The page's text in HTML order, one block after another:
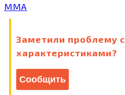
MMA
Заметили проблему с
характеристиками?
Сообщить